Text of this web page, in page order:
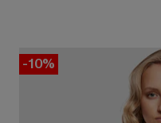
-10%